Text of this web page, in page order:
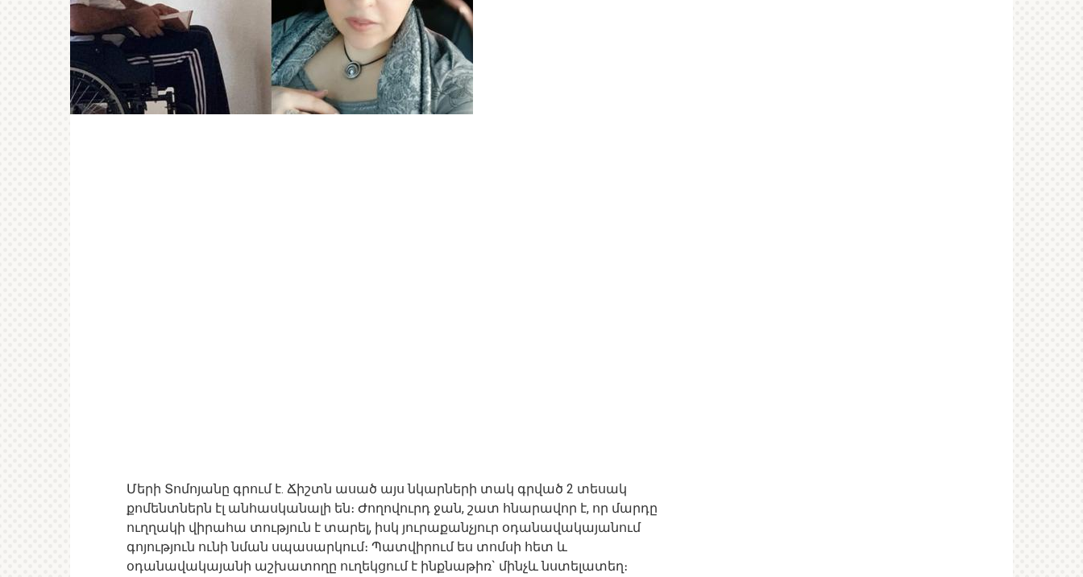
Մերի Տոմոյանը գրում է. Ճիշտն ասած այս նկարների տակ գրված 2 տեսակ
քոմենտներն էլ անհասկանալի են։ Ժողովուրդ ջան, շատ հնարավոր է, որ մարդը
ուղղակի վիրահա տություն է տարել, իսկ յուրաքանչյուր օդանավակայանում
գոյություն ունի նման սպասարկում։ Պատվիրում ես տոմսի հետ և
օդանավակայանի աշխատողը ուղեկցում է ինքնաթիռ` մինչև նստելատեղ։